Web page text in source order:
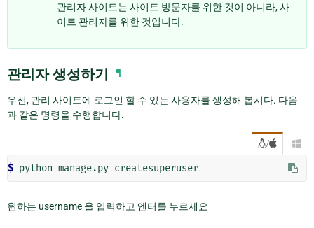
관리자 사이트는 사이트 방문자를 위한 것이 아니라, 사
이트 관리자를 위한 것입니다.
관리자 생성하기 ¶
우선, 관리 사이트에 로그인 할 수 있는 사용자를 생성해 봅시다. 다음
과 같은 명령을 수행합니다.
/ 
$ python manage.py
원하는 username 을 입력하고 엔터를 누르세요